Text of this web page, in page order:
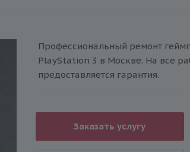
Профессиональный ремонт
PlayStation 3 в Москве. На все
предоставляется гарантия.
Заказать услугу